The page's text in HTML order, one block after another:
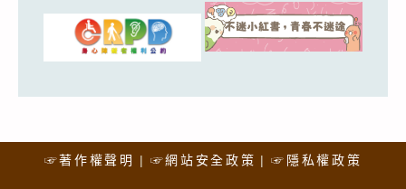
☞著作權聲明 ☞網站安全政策 ☞隱私權政策